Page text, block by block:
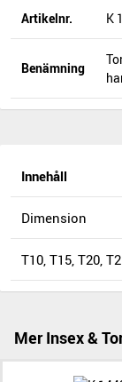
Artikelnr. K
Benämning
Innehåll
Dimension
T10, T15, T20,
Mer Insex &